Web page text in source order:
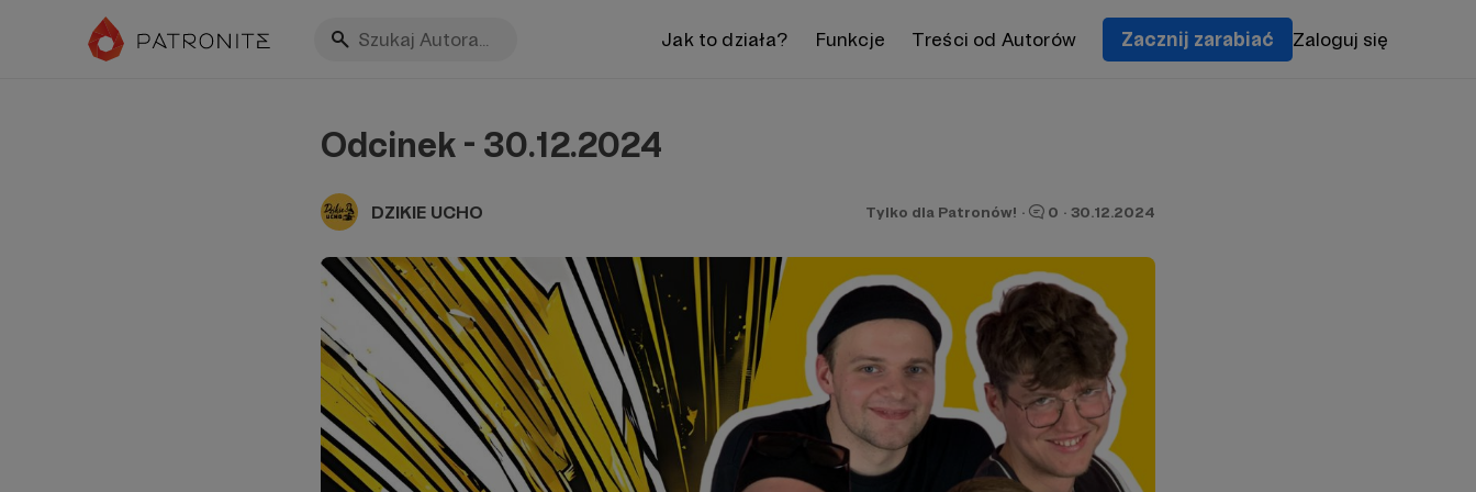
Jak to działa? Funkcje Treści od Autorów Zacznij zarabiać Zaloguj się
Odcinek - 30.12.2024
DZIKIE UCHO Tylko dla Patronów! · 0 · 30.12.2024